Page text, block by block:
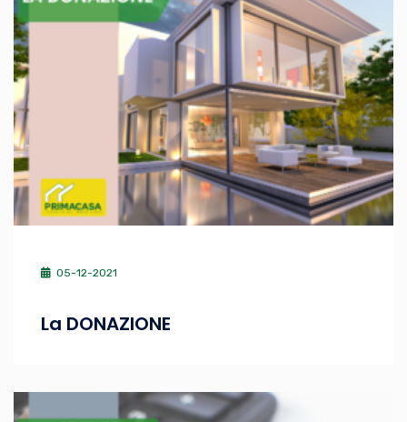
05-12-2021
La DONAZIONE